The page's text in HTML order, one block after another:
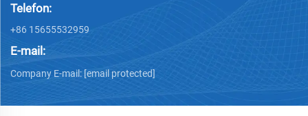
Telefon:
+86 15655532959
E-mail:
Company E-mail: [email protected]